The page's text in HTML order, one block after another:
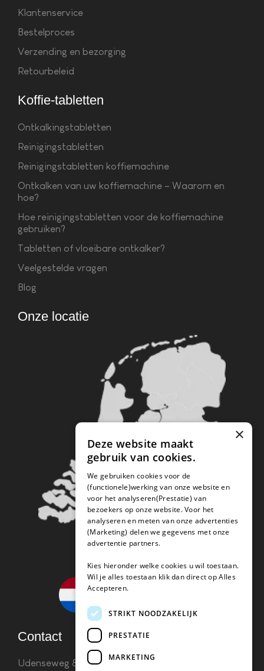
Klantenservice
Bestelproces
Verzending en bezorging
Retourbeleid
Koffie-tabletten
Ontkalkingstabletten
Reinigingstabletten
Reinigingstabletten koffiemachine
Ontkalken van uw koffiemachine – Waarom en
hoe?
Hoe reinigingstabletten voor de koffiemachine
gebruiken?
Tabletten of vloeibare ontkalker?
Veelgestelde vragen
Blog
Onze locatie
Contact
Udenseweg 8B 5405 PA Udeninfo(@)koffie-
×
Deze website maakt
gebruik van cookies.
We gebruiken cookies voor de
(functionele)werking van onze website en
voor het analyseren(Prestatie) van
bezoekers op onze website. Voor het
analyseren en meten van onze advertenties
(Marketing) delen we gegevens met onze
advertentie partners.
Kies hieronder welke cookies u wil toestaan.
Wil je alles toestaan klik dan direct op Alles
Accepteren.
STRIKT NOODZAKELIJK
PRESTATIE
MARKETING